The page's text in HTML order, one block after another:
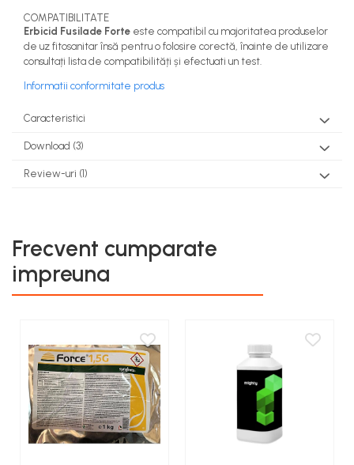
COMPATIBILITATE
Erbicid Fusilade Forte este compatibil cu majoritatea produselor
de uz fitosanitar însă pentru o folosire corectă, înainte de utilizare
consultați lista de compatibilități și efectuati un test.
Informatii conformitate produs
Caracteristici
Download (3)
Review-uri (1)
Frecvent cumparate
impreuna